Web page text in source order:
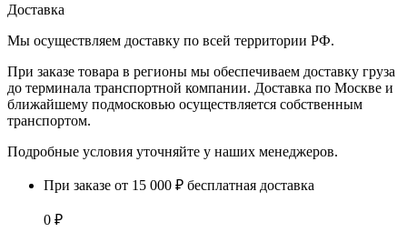
Доставка
Мы осуществляем доставку по всей территории РФ.
При заказе товара в регионы мы обеспечиваем доставку груза
до терминала транспортной компании. Доставка по Москве и
ближайшему подмосковью осуществляется собственным
транспортом.
Подробные условия уточняйте у наших менеджеров.
При заказе от 15 000 ₽ бесплатная доставка
0 ₽